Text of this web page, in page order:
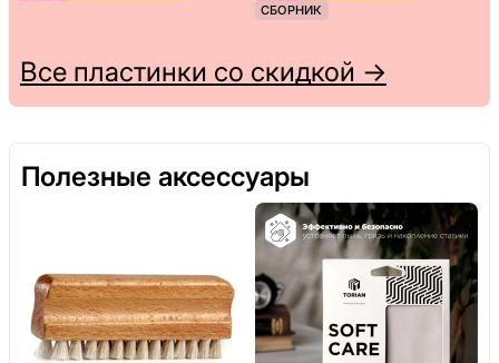
СБОРНИК
Все пластинки со скидкой →
Полезные аксессуары